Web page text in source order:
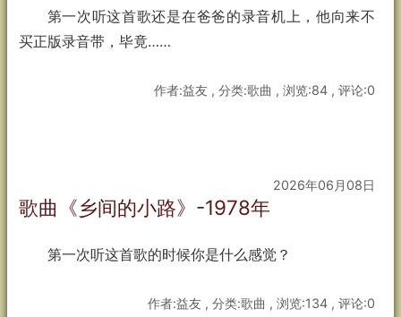
第一次听这首歌还是在爸爸的录音机上，他向来不
买正版录音带，毕竟……
作者:益友 , 分类:歌曲 , 浏览:84 , 评论:0
2026年06月08日
歌曲《乡间的小路》-1978年
第一次听这首歌的时候你是什么感觉？
作者:益友 , 分类:歌曲 , 浏览:134 , 评论:0